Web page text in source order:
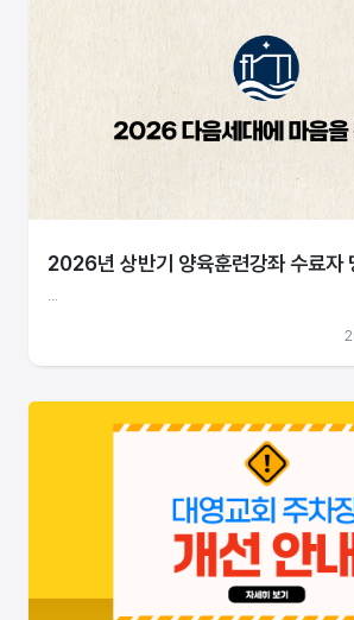
2026년 상반기 양육훈련강좌 수료자
...